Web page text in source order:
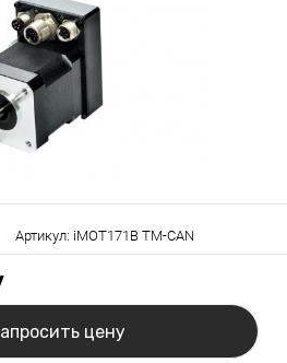
Артикул: iMOT171B TM-CAN
цену